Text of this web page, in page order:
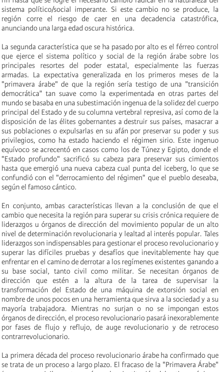
sistema político/social imperante. Si este cambio no se produce, la
región corre el riesgo de caer en una decadencia catastrófica,
anunciando una larga edad oscura histórica.
La segunda característica que se ha pasado por alto es el férreo control
que ejerce el sistema político y social de la región árabe sobre los
principales resortes del poder estatal, especialmente las fuerzas
armadas. La expectativa generalizada en los primeros meses de la
"primavera árabe" de que la región sería testigo de una "transición
democrática" tan suave como la experimentada en otras partes del
mundo se basaba en una subestimación ingenua de la solidez del cuerpo
principal del Estado y de su columna vertebral represiva, así como de la
disposición de las élites gobernantes a destruir sus países, masacrar a
sus poblaciones o expulsarlas en su afán por preservar su poder y sus
privilegios, como ha estado haciendo el régimen sirio. Este ingenuo
equívoco se acrecentó en casos como los de Túnez y Egipto,donde el
"Estado profundo" sacrificó su cabeza para preservar sus cimientos
hasta que emergió una nueva cabeza cual punta del iceberg, lo que se
confundió con el "derrocamiento del régimen" que el pueblo deseaba,
según el famoso cántico.
En conjunto, ambas características llevan a la conclusión de que el
cambio que necesita la región para superar su crisis crónica requiere de
liderazgos u órganos de dirección del movimiento popular de un alto
nivel de determinación revolucionaria y lealtad al interés popular. Tales
liderazgos son indispensables para gestionar el proceso revolucionario y
superar las difíciles pruebas y desafíos que inevitablemente hay que
enfrentar en el camino de derrotar a los regímenes existentes ganando a
su base social, tanto civil como militar. Se necesitan órganos de
dirección que estén a la altura de la tarea de supervisar la
transformación del Estado de una máquina de extorsión social en
nombre de unos pocos en una herramienta que sirva a la sociedad y a su
mayoría trabajadora. Mientras no surjan o no se impongan estos
órganos de dirección, el proceso revolucionario pasará inexorablemente
por fases de flujo y reflujo, de auge revolucionario y de retroceso
contrarrevolucionario.
La primera década del proceso revolucionario árabe ha confirmado que
se trata de un proceso a largo plazo. El fracaso de la "Primavera Árabe"